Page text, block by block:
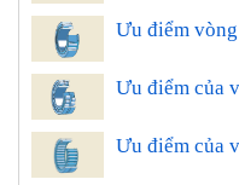
Ưu điểm
Ưu điểm của
Ưu điểm của